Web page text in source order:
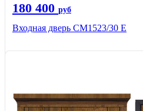
180 400 руб
Входная дверь СМ1523/30 Е